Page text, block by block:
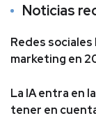
Noticias
Redes
marketing en
La IA entra en
tener en